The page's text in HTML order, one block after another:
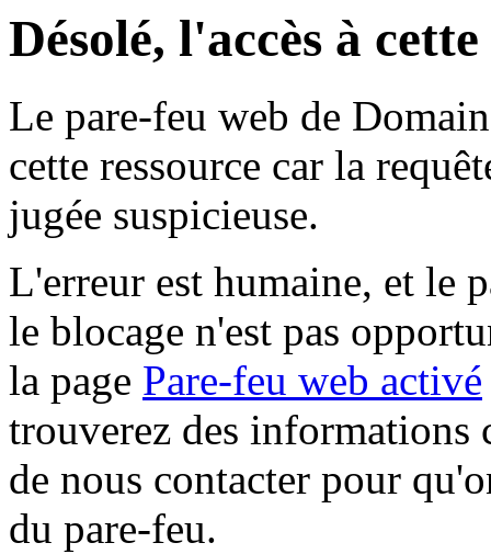
Désolé, l'accès à
Le pare-feu web de
cette ressource car la
jugée suspicieuse.
L'erreur est humaine, et le
le blocage n'est pas
la page Pare-feu web activé
trouverez des informations
de nous contacter pour
du pare-feu.